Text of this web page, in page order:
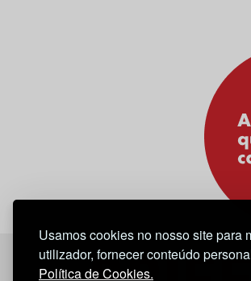
Usamos cookies no nosso site para
utilizador, fornecer conteúdo
Política de Cookies.